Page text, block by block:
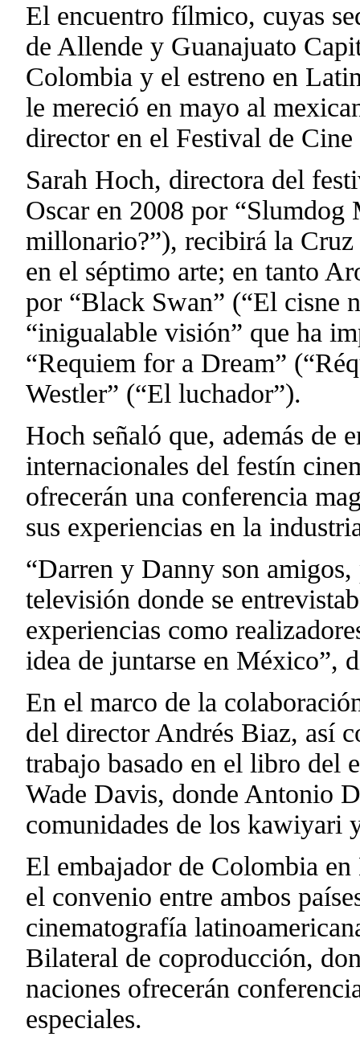
El encuentro fílmico, cuyas
de Allende y Guanajuato
Colombia y el estreno en
le mereció en mayo al
director en el Festival de Cine
Sarah Hoch, directora del
Oscar en 2008 por
millonario?”), recibirá la Cruz
en el séptimo arte; en tanto
por “Black Swan” (“El cisne
“inigualable visión” que ha
“Requiem for a Dream”
Westler” (“El luchador”).
Hoch señaló que, además de
internacionales del festín
ofrecerán una conferencia
sus experiencias en la
“Darren y Danny son
televisión donde se
experiencias como
idea de juntarse en México”,
En el marco de la
del director Andrés Biaz, así
trabajo basado en el libro del
Wade Davis, donde Antonio
comunidades de los kawiyari
El embajador de Colombia
el convenio entre ambos
cinematografía
Bilateral de coproducción,
naciones ofrecerán
especiales.